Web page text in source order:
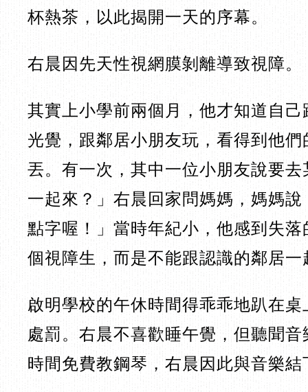
杯熱茶，以此揭開一天的序幕。
右晨因先天性視網膜剝離導致視障。
其實上小學前兩個月，他才知道自
光覺，跟鄰居小朋友玩，看得到他
丟。有一次，其中一位小朋友說要
一起來？」右晨回家問媽媽，媽媽
點字喔！」當時年紀小，他感到失
個視障生，而是不能跟認識的鄰居一
啟明學校的午休時間得乖乖地趴在
處罰。右晨不喜歡睡午覺，但聽聞
時間免費教鋼琴，右晨因此與音樂